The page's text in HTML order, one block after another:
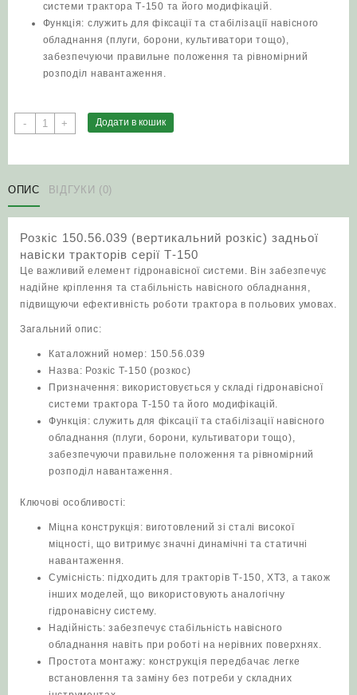
системи трактора Т-150 та його модифікацій.
Функція: служить для фіксації та стабілізації навісного
обладнання (плуги, борони, культиватори тощо),
забезпечуючи правильне положення та рівномірний
розподіл навантаження.
-
Розкіс
150.56.039
задньої
навіски
серії
Т‑150
кількість
+ Додати в кошик
ОПИС ВІДГУКИ (0)
Розкіс 150.56.039 (вертикальний розкіс) задньої
навіски тракторів серії Т‑150
Це важливий елемент гідронавісної системи. Він забезпечує
надійне кріплення та стабільність навісного обладнання,
підвищуючи ефективність роботи трактора в польових умовах.
Загальний опис:
Каталожний номер: 150.56.039
Назва: Розкіс Т-150 (розкос)
Призначення: використовується у складі гідронавісної
системи трактора Т-150 та його модифікацій.
Функція: служить для фіксації та стабілізації навісного
обладнання (плуги, борони, культиватори тощо),
забезпечуючи правильне положення та рівномірний
розподіл навантаження.
Ключові особливості:
Міцна конструкція: виготовлений зі сталі високої
міцності, що витримує значні динамічні та статичні
навантаження.
Сумісність: підходить для тракторів Т-150, ХТЗ, а також
інших моделей, що використовують аналогічну
гідронавісну систему.
Надійність: забезпечує стабільність навісного
обладнання навіть при роботі на нерівних поверхнях.
Простота монтажу: конструкція передбачає легке
встановлення та заміну без потреби у складних